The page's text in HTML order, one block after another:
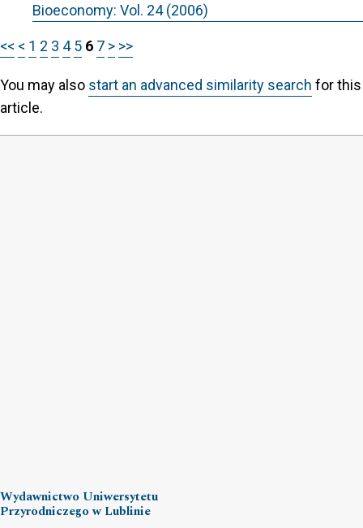
Bioeconomy: Vol. 24 (2006)
<< < 1 2 3 4 5 6 7 > >>
You may also start an advanced similarity search for this
article.
Wydawnictwo Uniwersytetu
Przyrodniczego w Lublinie